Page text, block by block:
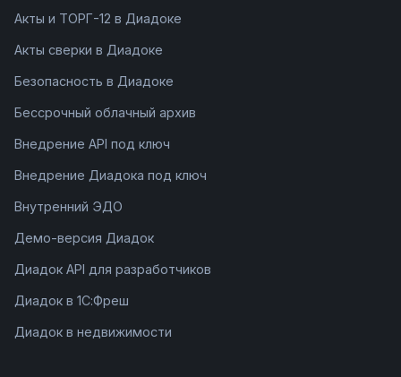
Акты и ТОРГ-12 в Диадоке
Акты сверки в Диадоке
Безопасность в Диадоке
Бессрочный облачный архив
Внедрение API под ключ
Внедрение Диадока под ключ
Внутренний ЭДО
Демо-версия Диадок
Диадок API для разработчиков
Диадок в 1С:Фреш
Диадок в недвижимости